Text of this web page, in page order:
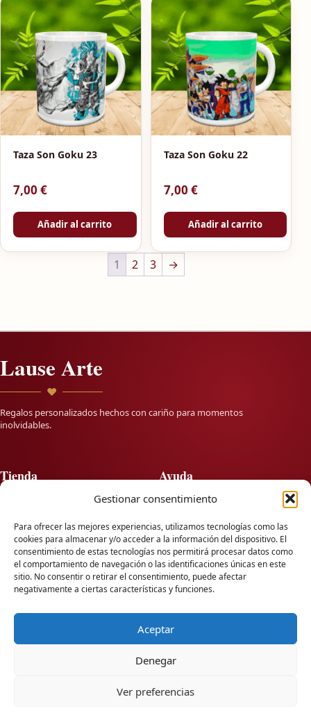
Gestionar consentimiento
Para ofrecer las mejores experiencias, utilizamos tecnologías como las
cookies para almacenar y/o acceder a la información del dispositivo. El
consentimiento de estas tecnologías nos permitirá procesar datos como
el comportamiento de navegación o las identificaciones únicas en este
sitio. No consentir o retirar el consentimiento, puede afectar
negativamente a ciertas características y funciones.
Aceptar
Denegar
Ver preferencias
Taza Son Goku 23
7,00 €
Añadir al carrito
Taza Son Goku 22
7,00 €
Añadir al carrito
1 2 3 →
Lause Arte
♥
Regalos personalizados hechos con cariño para momentos
inolvidables.
Tienda
Instagram
Ayuda
Preguntas frecuentes
Personalización
Seguimiento de pedido
Contacto
Blog
info@lausearte.com
+34666709991
Envíos a toda España